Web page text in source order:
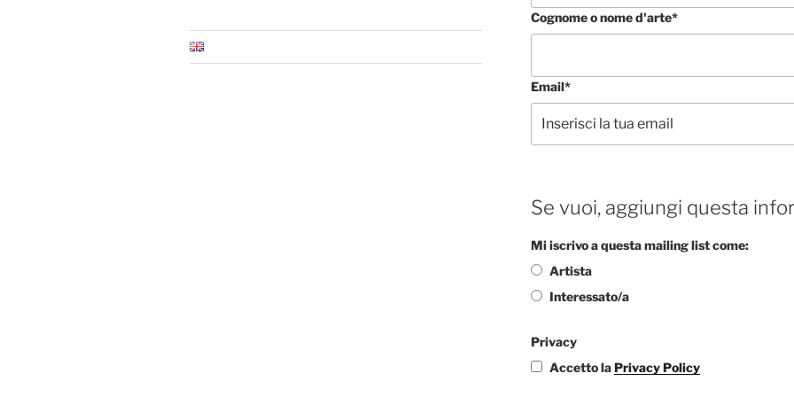
Cognome o nome d'arte*
Email*
Se vuoi, aggiungi questa
Mi iscrivo a questa mailing list come:
Artista
Interessato/a
Privacy
Accetto laPrivacy Policy